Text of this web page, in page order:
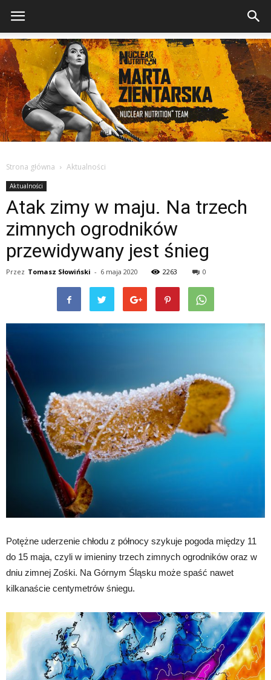
Strona główna Aktualności
Aktualności
Atak zimy w maju. Na trzech
zimnych ogrodników
przewidywany jest śnieg
Przez Tomasz Słowiński - 6 maja 2020 2263 0
Potężne uderzenie chłodu z północy szykuje pogoda między 11
do 15 maja, czyli w imieniny trzech zimnych ogrodników oraz w
dniu zimnej Zośki. Na Górnym Śląsku może spaść nawet
kilkanaście centymetrów śniegu.